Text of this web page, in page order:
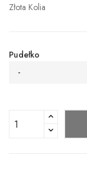
Złota Kolia
Pudełko
-